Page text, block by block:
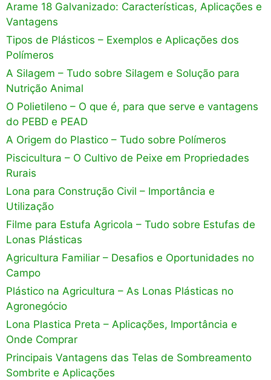
Arame 18 Galvanizado: Características, Aplicações e
Vantagens
Tipos de Plásticos – Exemplos e Aplicações dos
Polímeros
A Silagem – Tudo sobre Silagem e Solução para
Nutrição Animal
O Polietileno – O que é, para que serve e vantagens
do PEBD e PEAD
A Origem do Plastico – Tudo sobre Polímeros
Piscicultura – O Cultivo de Peixe em Propriedades
Rurais
Lona para Construção Civil – Importância e
Utilização
Filme para Estufa Agricola – Tudo sobre Estufas de
Lonas Plásticas
Agricultura Familiar – Desafios e Oportunidades no
Campo
Plástico na Agricultura – As Lonas Plásticas no
Agronegócio
Lona Plastica Preta – Aplicações, Importância e
Onde Comprar
Principais Vantagens das Telas de Sombreamento
Sombrite e Aplicações